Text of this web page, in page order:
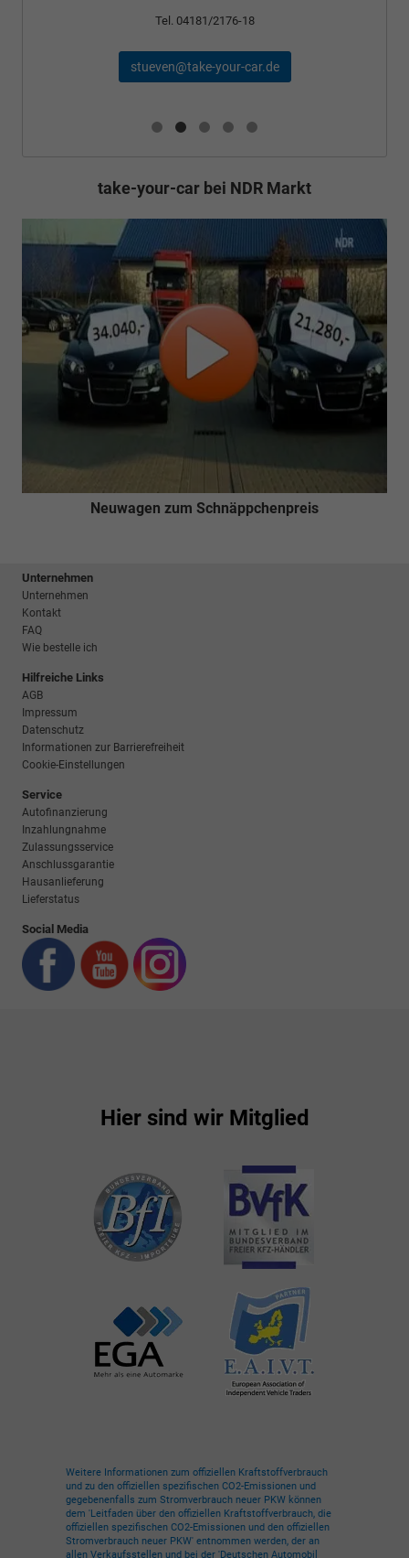
Tel. 04181/2176-18
stueven@take-your-car.de
take-your-car bei NDR Markt
Neuwagen zum Schnäppchenpreis
Unternehmen
Unternehmen
Kontakt
FAQ
Wie bestelle ich
Hilfreiche Links
AGB
Impressum
Datenschutz
Informationen zur Barrierefreiheit
Cookie-Einstellungen
Service
Autofinanzierung
Inzahlungnahme
Zulassungsservice
Anschlussgarantie
Hausanlieferung
Lieferstatus
Social Media
Hier sind wir Mitglied
Weitere Informationen zum offiziellen Kraftstoffverbrauch
und zu den offiziellen spezifischen CO2-Emissionen und
gegebenenfalls zum Stromverbrauch neuer PKW können
dem 'Leitfaden über den offiziellen Kraftstoffverbrauch, die
offiziellen spezifischen CO2-Emissionen und den offiziellen
Stromverbrauch neuer PKW' entnommen werden, der an
allen Verkaufsstellen und bei der 'Deutschen Automobil